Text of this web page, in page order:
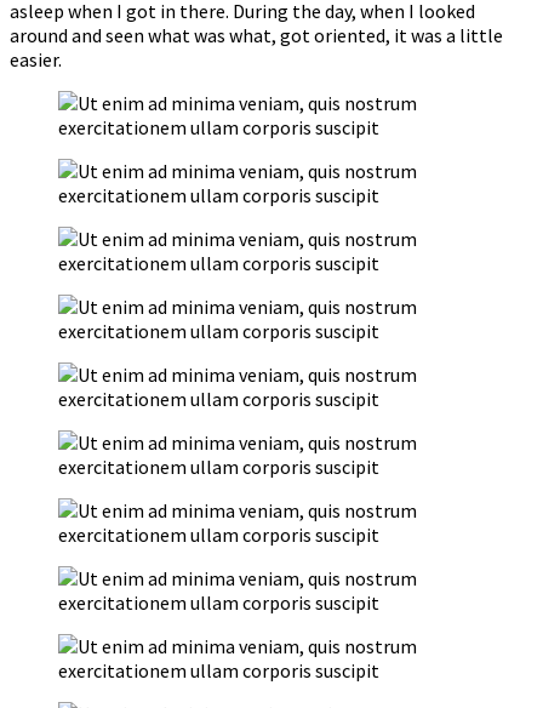
asleep when I got in there. During the day, when I looked
around and seen what was what, got oriented, it was a little
easier.